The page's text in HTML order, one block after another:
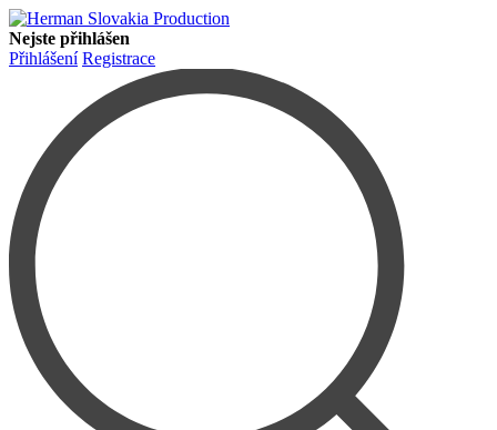
Nejste přihlášen
Přihlášení Registrace